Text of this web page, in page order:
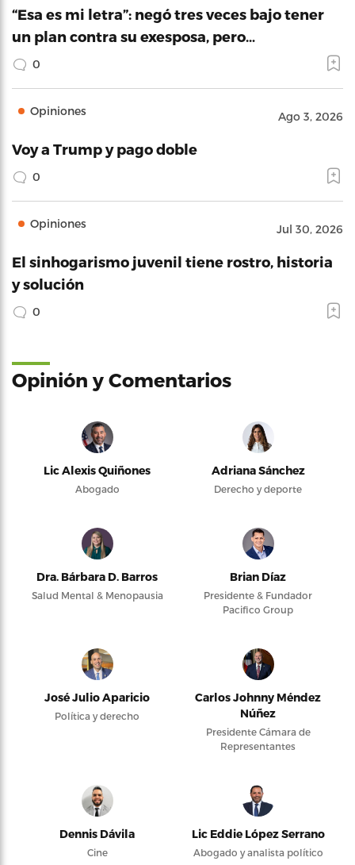
“Esa es mi letra”: negó tres veces bajo tener
un plan contra su exesposa, pero…
0
Opiniones Ago 3, 2026
Voy a Trump y pago doble
0
Opiniones Jul 30, 2026
El sinhogarismo juvenil tiene rostro, historia
y solución
0
Opinión y Comentarios
Lic Alexis Quiñones
Abogado
Adriana Sánchez
Derecho y deporte
Dra. Bárbara D. Barros
Salud Mental & Menopausia
Brian Díaz
Presidente & Fundador
Pacifico Group
José Julio Aparicio
Política y derecho
Carlos Johnny Méndez
Núñez
Presidente Cámara de
Representantes
Dennis Dávila
Cine
Lic Eddie López Serrano
Abogado y analista político